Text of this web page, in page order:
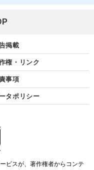
掲載
権・リンク
事項
タポリシー
ビスが、著作権者からコンテ